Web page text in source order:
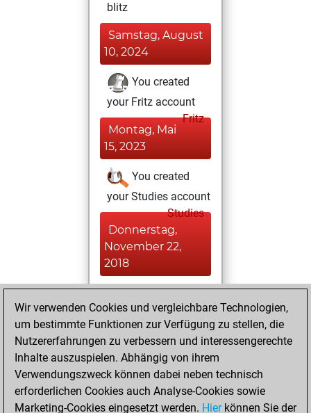
blitz
Samstag, August
10, 2024
You created
your Fritz account
Fritz
Montag, Mai
15, 2023
You created
your Studies account
Studies
Donnerstag,
November 22,
2018
You played 33
bullet games
Play
You scored +17
=0 -16 in bullet
Dienstag, Mai 23,
2017
Wir verwenden Cookies und vergleichbare Technologien,
um bestimmte Funktionen zur Verfügung zu stellen, die
Nutzererfahrungen zu verbessern und interessengerechte
Inhalte auszuspielen. Abhängig von ihrem
Verwendungszweck können dabei neben technisch
erforderlichen Cookies auch Analyse-Cookies sowie
Marketing-Cookies eingesetzt werden. Hierkönnen Sie der